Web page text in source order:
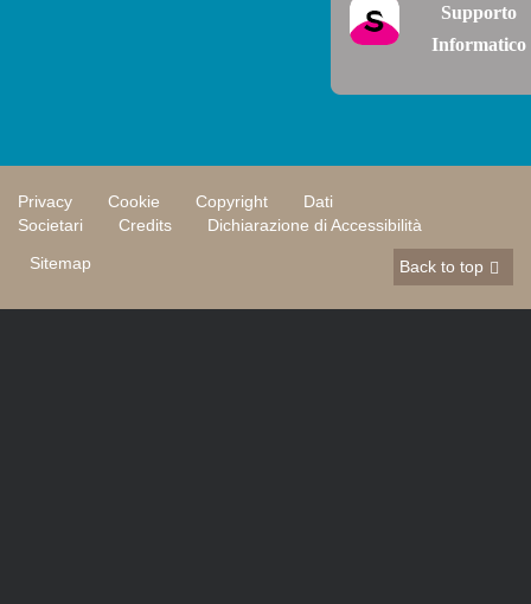
Supporto
Informatico
Privacy Cookie Copyright
Dati
Societari
Credits
Dichiarazione di Accessibilità
Sitemap
Back to top